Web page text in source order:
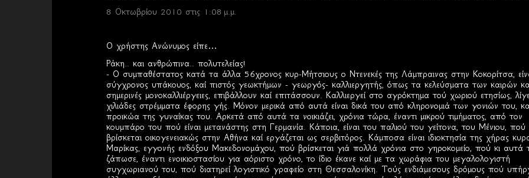
8 Οκτωβρίου 2010 στις 1:08 μ.μ.
Ο χρήστης Ανώνυμος είπε…
Ράκη.. και ανθρώπινα.. πολυτελείας!
- Ο συμπαθέστατος κατά τα άλλα 56χρονος κυρ-Μήτσιους ο Ντενεκές της Λάμπραινας στην Κοκορίτσα,
σύγχρονος υπάκουος, καί πιστός γεωκτήμων - γεωργός- καλλιεργητής, όπως τα κελεύσματα των καιρών
σημερινές μονοκαλλιέργειες, επιβάλλουν καί επιτάσσουν. Καλλιεργεί στο αγρόκτημα τού χωριού ετησίως,
χιλιάδες στρέμματα έφορης γής. Μόνον μερικά από αυτά είναι δικά του από κληρονομιά των γονιών του,
προικώα της γυναίκας του. Αρκετά από αυτά τα νοικιάζει, χρόνια τώρα, έναντι μικρού τιμήματος, από τον
κουμπάρο του πού είναι μετανάστης στη Γερμανία. Κάποια, είναι του παλιού του γείτονα, του Μένιου, πού
βρίσκεται οικογενειακώς στην Αθήνα καί εργάζεται ως σερβιτόρος. Κάμποσα είναι ιδιοκτησία της χήρας
Μαρίκας, εγγονής ενδόξου Μακεδονομάχου, πού βρίσκεται γιά πολλά χρόνια στο γηροκομείο, πού κι αυτά
ζάπωσε, έναντι ενοικιοστασίου για αόριστο χρόνο, το ίδιο έκανε καί με τα χωράφια του μεγαλολογιστή
συγχωριανού του, πού διατηρεί λογιστικό γραφείο στη Θεσσαλονίκη. Τούς ενδιάμεσους δρόμους πού